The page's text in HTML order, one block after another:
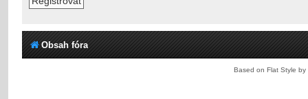
Obsah fóra
Based on Flat Style by